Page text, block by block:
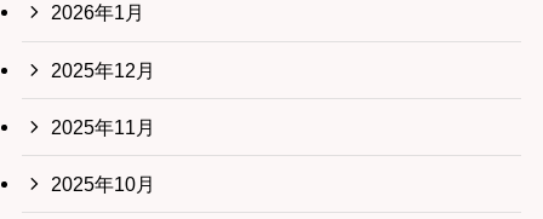
2026年1月
2025年12月
2025年11月
2025年10月